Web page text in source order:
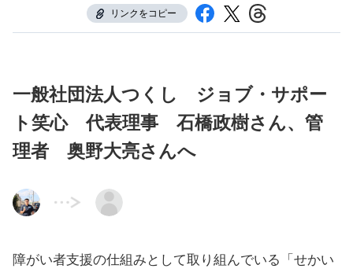
リンクをコピー
一般社団法人つくし ジョブ・サポー
ト笑心 代表理事 石橋政樹さん、管
理者 奥野大亮さんへ
障がい者支援の仕組みとして取り組んでいる「せかい